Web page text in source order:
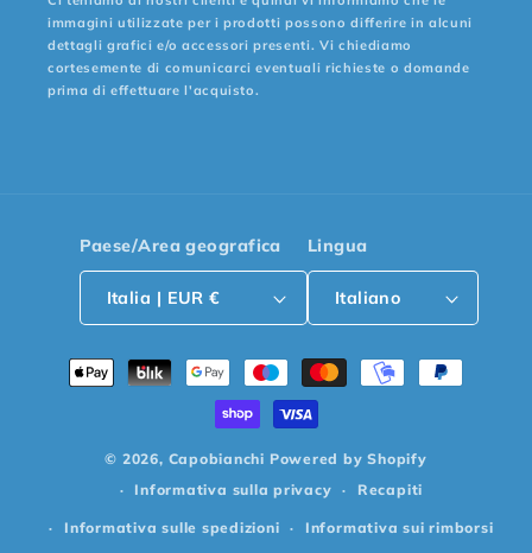
immagini utilizzate per i prodotti possono differire in alcuni
dettagli grafici e/o accessori presenti. Vi chiediamo
cortesemente di comunicarci eventuali richieste o domande
prima di effettuare l'acquisto.
Paese/Area geografica
Italia | EUR €
Lingua
Italiano
Metodi
© 2026, Capobianchi Powered by Shopify
Informativa sulla privacy
Recapiti
Informativa sulle spedizioni Informativa sui rimborsi